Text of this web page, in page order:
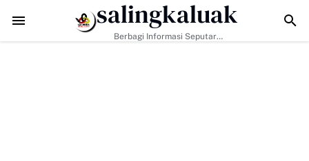
Nilai Empat Pilar MPR RITMMD ke-129 Kodim 0306/50 Kota
salingkaluak
Berbagi Informasi Seputar